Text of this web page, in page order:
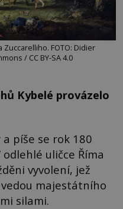
Zuccarelliho. FOTO: Didier
/ CC BY-SA 4.0
Kybelé provázelo
a píše se rok 180
uličce Říma
vyvolení, jež
vedou majestátního
silami.